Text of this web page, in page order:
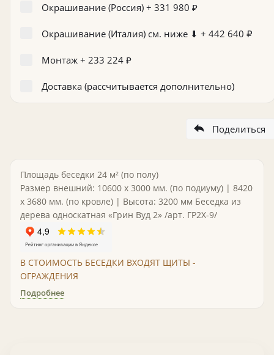
Окрашивание (Россия) + 331 980 ₽
Окрашивание (Италия) см. ниже ⬇ + 442 640 ₽
Монтаж + 233 224 ₽
Доставка (рассчитывается дополнительно)
Поделиться
Площадь беседки 24 м² (по полу)
Размер внешний: 10600 х 3000 мм. (по подиуму) | 8420
х 3680 мм. (по кровле) | Высота: 3200 мм Беседка из
дерева односкатная «Грин Вуд 2» /арт. ГР2Х-9/
В СТОИМОСТЬ БЕСЕДКИ ВХОДЯТ ЩИТЫ -
ОГРАЖДЕНИЯ
Подробнее